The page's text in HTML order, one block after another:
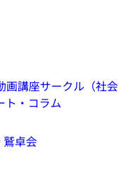
画講座サークル（社会
ト・コラム
鷲卓会